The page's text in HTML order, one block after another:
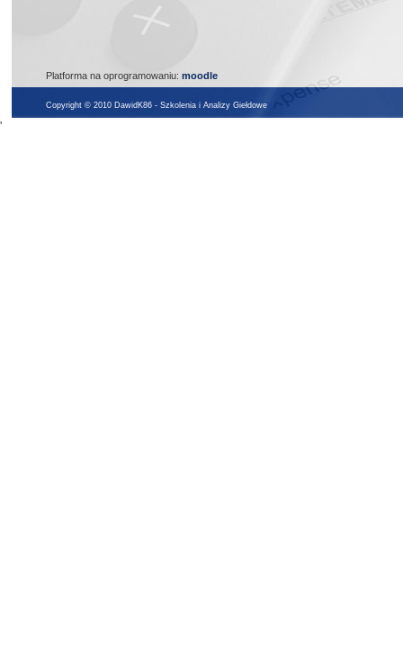
Platforma na oprogramowaniu: moodle
Copyright © 2010 DawidK86 - Szkolenia i Analizy Giełdowe
'